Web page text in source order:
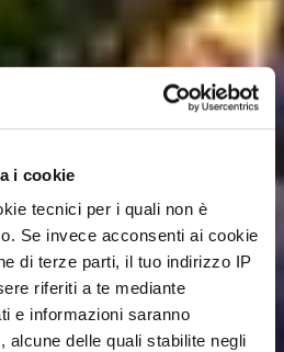
i cookie
tecnici per i quali non è
Se invece acconsenti ai cookie
di terze parti, il tuo indirizzo IP
riferiti a te mediante
e informazioni saranno
alcune delle quali stabilite negli